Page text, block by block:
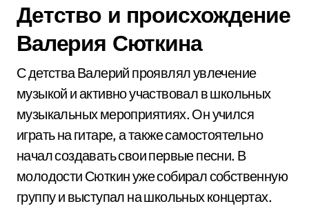
Детство и происхождение
Валерия Сюткина
С детства Валерий проявлял увлечение
музыкой и активно участвовал в школьных
музыкальных мероприятиях. Он учился
играть на гитаре, а также самостоятельно
начал создавать свои первые песни. В
молодости Сюткин уже собирал собственную
группу и выступал на школьных концертах.